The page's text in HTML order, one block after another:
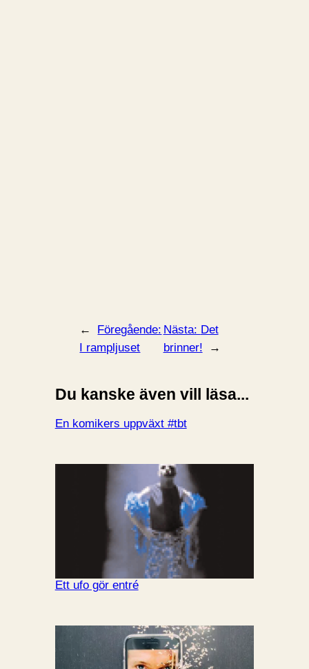
←
Föregående:
I rampljuset
Nästa: Det
brinner!
→
Du kanske även vill läsa...
En komikers uppväxt #tbt
Ett ufo gör entré